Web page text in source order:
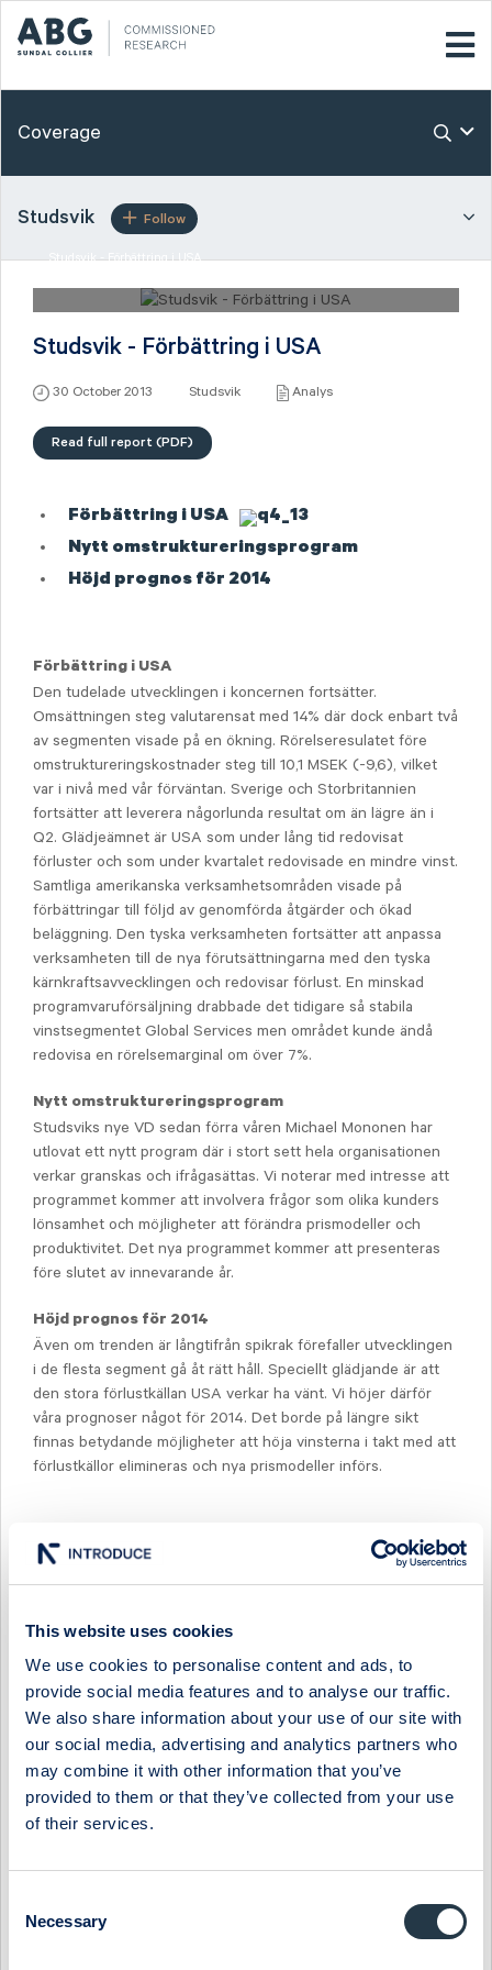
This website uses cookies
We use cookies to personalise content and ads, to
provide social media features and to analyse our traffic.
We also share information about your use of our site with
our social media, advertising and analytics partners who
may combine it with other information that you’ve
provided to them or that they’ve collected from your use
of their services.
Selection
Necessary
Coverage
Studsvik Follow
Studsvik - Förbättring i USA
Studsvik - Förbättring i USA
30 October 2013 Studsvik Analys
Read full report (PDF)
Förbättring i USA
Nytt omstruktureringsprogram
Höjd prognos för 2014
Förbättring i USA
Den tudelade utvecklingen i koncernen fortsätter.
Omsättningen steg valutarensat med 14% där dock enbart två
av segmenten visade på en ökning. Rörelseresulatet före
omstruktureringskostnader steg till 10,1 MSEK (-9,6), vilket
var i nivå med vår förväntan. Sverige och Storbritannien
fortsätter att leverera någorlunda resultat om än lägre än i
Q2. Glädjeämnet är USA som under lång tid redovisat
förluster och som under kvartalet redovisade en mindre vinst.
Samtliga amerikanska verksamhetsområden visade på
förbättringar till följd av genomförda åtgärder och ökad
beläggning. Den tyska verksamheten fortsätter att anpassa
verksamheten till de nya förutsättningarna med den tyska
kärnkraftsavvecklingen och redovisar förlust. En minskad
programvaruförsäljning drabbade det tidigare så stabila
vinstsegmentet Global Services men området kunde ändå
redovisa en rörelsemarginal om över 7%.
Nytt omstruktureringsprogram
Studsviks nye VD sedan förra våren Michael Mononen har
utlovat ett nytt program där i stort sett hela organisationen
verkar granskas och ifrågasättas. Vi noterar med intresse att
programmet kommer att involvera frågor som olika kunders
lönsamhet och möjligheter att förändra prismodeller och
produktivitet. Det nya programmet kommer att presenteras
före slutet av innevarande år.
Höjd prognos för 2014
Även om trenden är långtifrån spikrak förefaller utvecklingen
i de flesta segment gå åt rätt håll. Speciellt glädjande är att
den stora förlustkällan USA verkar ha vänt. Vi höjer därför
våra prognoser något för 2014. Det borde på längre sikt
finnas betydande möjligheter att höja vinsterna i takt med att
förlustkällor elimineras och nya prismodeller införs.
Select Research Type...
STUDSVIK - DRPS TURNS, SCANDPOWER AWAITS H2
20 July 2026 Studsvik Post-results comment
STUDSVIK - SALES BEAT BUT MARGIN MISS ON GROWTH
SPEND
17 July 2026 Fast comment
STUDSVIK - BUILDING ON NUCLEAR TAILWINDS